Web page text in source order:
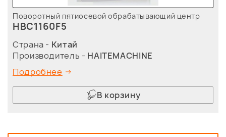
Поворотный пятиосевой обрабатывающий центр
HBC1160F5
Страна - Китай
Производитель - HAITEMACHINE
Подробнее
В корзину